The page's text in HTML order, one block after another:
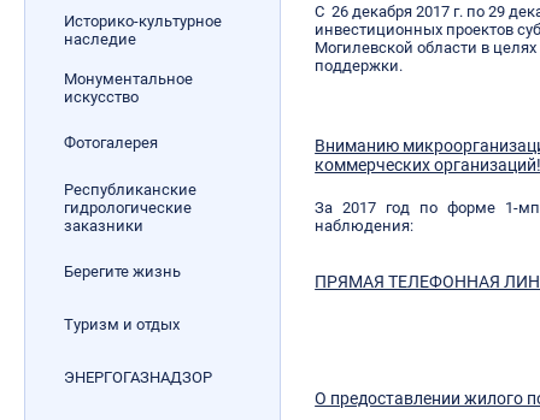
Историко-культурное
наследие
Монументальное
искусство
Фотогалерея
Республиканские
гидрологические
заказники
Берегите жизнь
Туризм и отдых
ЭНЕРГОГАЗНАДЗОР
С 26 декабря 2017 г. по 29
инвестиционных проектов
Могилевской области в
поддержки.
Вниманию
коммерческих
За 2017 год по форме 1-мп-
наблюдения:
ПРЯМАЯ ТЕЛЕФОННАЯ
О предоставлении жилого